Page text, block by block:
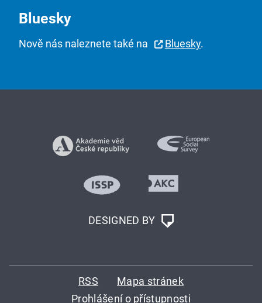
Bluesky
Nově nás naleznete také na Bluesky.
DESIGNED BY
RSS
Mapa stránek
Prohlášení o přístupnosti